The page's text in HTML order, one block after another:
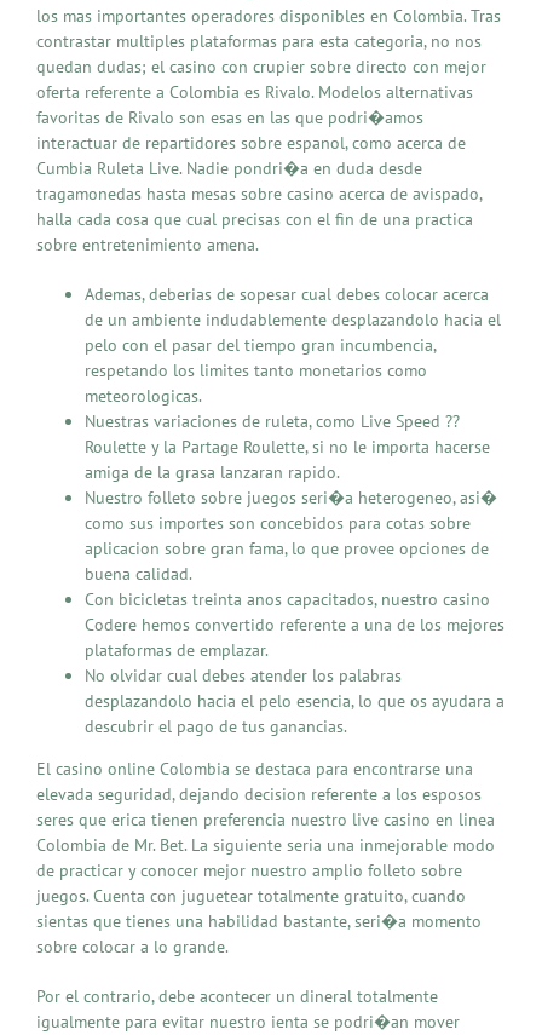
los mas importantes operadores disponibles en Colombia. Tras
contrastar multiples plataformas para esta categoria, no nos
quedan dudas; el casino con crupier sobre directo con mejor
oferta referente a Colombia es Rivalo. Modelos alternativas
favoritas de Rivalo son esas en las que podri�amos
interactuar de repartidores sobre espanol, como acerca de
Cumbia Ruleta Live. Nadie pondri�a en duda desde
tragamonedas hasta mesas sobre casino acerca de avispado,
halla cada cosa que cual precisas con el fin de una practica
sobre entretenimiento amena.
Ademas, deberias de sopesar cual debes colocar acerca
de un ambiente indudablemente desplazandolo hacia el
pelo con el pasar del tiempo gran incumbencia,
respetando los limites tanto monetarios como
meteorologicas.
Nuestras variaciones de ruleta, como Live Speed ??
Roulette y la Partage Roulette, si no le importa hacerse
amiga de la grasa lanzaran rapido.
Nuestro folleto sobre juegos seri�a heterogeneo, asi�
como sus importes son concebidos para cotas sobre
aplicacion sobre gran fama, lo que provee opciones de
buena calidad.
Con bicicletas treinta anos capacitados, nuestro casino
Codere hemos convertido referente a una de los mejores
plataformas de emplazar.
No olvidar cual debes atender los palabras
desplazandolo hacia el pelo esencia, lo que os ayudara a
descubrir el pago de tus ganancias.
El casino online Colombia se destaca para encontrarse una
elevada seguridad, dejando decision referente a los esposos
seres que erica tienen preferencia nuestro live casino en linea
Colombia de Mr. Bet. La siguiente seria una inmejorable modo
de practicar y conocer mejor nuestro amplio folleto sobre
juegos. Cuenta con juguetear totalmente gratuito, cuando
sientas que tienes una habilidad bastante, seri�a momento
sobre colocar a lo grande.
Por el contrario, debe acontecer un dineral totalmente
igualmente para evitar nuestro ienta se podri�an mover